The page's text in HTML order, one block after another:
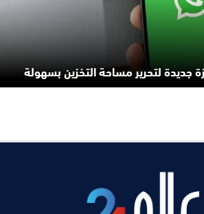
جديدة لتحرير مساحة التخزين بسهولة